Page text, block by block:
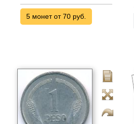
5 монет от 70 руб.